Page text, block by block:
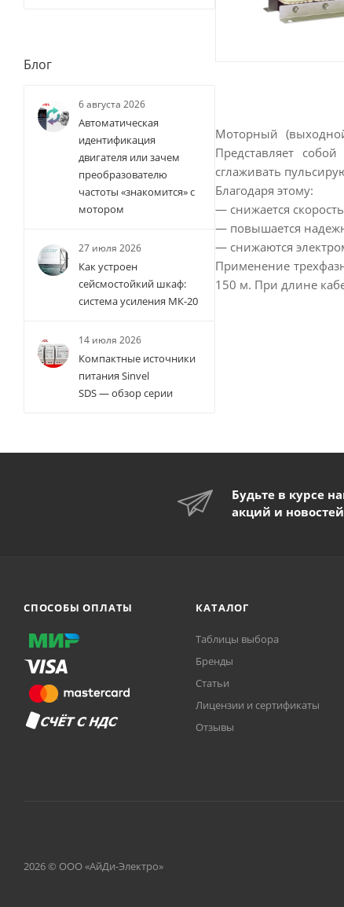
Моторный
Представляет
сглаживать
Благодаря этому:
— снижается
— повышается
— снижаются
Применение
150 м. При длине
Блог
6 августа 2026
Автоматическая
идентификация
двигателя или зачем
преобразователю
частоты «знакомится» с
мотором
27 июля 2026
Как устроен
сейсмостойкий шкаф:
система усиления МК-20
14 июля 2026
Компактные источники
питания Sinvel
SDS — обзор серии
Будьте в курсе
акций и новостей
СПОСОБЫ ОПЛАТЫ КАТАЛОГ
Таблицы выбора
Бренды
Статьи
Лицензии и сертификаты
Отзывы
2026 © ООО «АйДи-Электро»